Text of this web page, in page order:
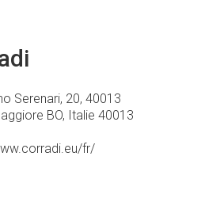
Serenari, 20, 40013
BO, Italie 40013
fr/